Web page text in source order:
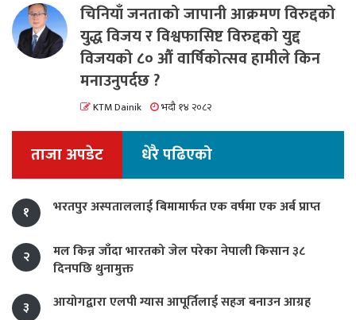
चिनियाँ जनताको जापानी आक्रमण विरुद्दको
युद्ध विजय र विश्वफासिष्ट विरुद्दको युद्द
विजयको ८० औं वार्षिकोत्सव हामीले किन
मनाउनुपर्दछ ?
KTM Dainik भदौ १४ २०८२
ताजा अपडेट धेरै पढिएको
१ भरतपुर अस्पताललाई बिमामार्फत एक वर्षमा एक अर्ब प्राप्त
२
मल किन्न जाँदा भारतको जेल परेका नेपाली किसान ३८
दिनपछि थुनामुक्त
३
आयोगद्वारा एलपी ग्यास आपूर्तिलाई सहज बनाउन आग्रह